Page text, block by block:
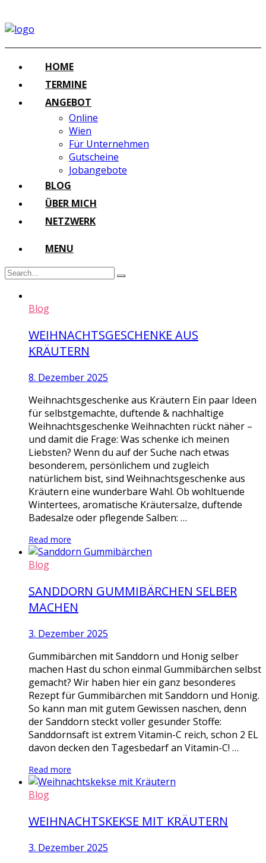
HOME
TERMINE
ANGEBOT
Online
Wien
Für Unternehmen
Gutscheine
Jobangebote
BLOG
ÜBER MICH
NETZWERK
MENU
Blog
WEIHNACHTSGESCHENKE AUS
KRÄUTERN
8. Dezember 2025
Weihnachtsgeschenke aus Kräutern Ein paar Ideen
für selbstgemachte, duftende & nachhaltige
Weihnachtsgeschenke Weihnachten rückt näher –
und damit die Frage: Was schenke ich meinen
Liebsten? Wenn du auf der Suche nach etwas
besonderem, persönlichem und zugleich
natürlichem bist, sind Weihnachtsgeschenke aus
Kräutern eine wunderbare Wahl. Ob wohltuende
Wintertees, aromatische Kräutersalze, duftende
Badesalze oder pflegende Salben: …
Read more
Blog
SANDDORN GUMMIBÄRCHEN SELBER
MACHEN
3. Dezember 2025
Gummibärchen mit Sanddorn und Honig selber
machen Hast du schon einmal Gummibärchen selbst
gemacht? Wir haben hier ein ganz besonderes
Rezept für Gummibärchen mit Sanddorn und Honig.
So kann man mit gutem Gewissen naschen, denn
der Sanddorn steckt voller gesunder Stoffe:
Sanddornsaft ist extrem Vitamin-C reich, schon 2 EL
davon decken den Tagesbedarf an Vitamin-C! …
Read more
Blog
WEIHNACHTSKEKSE MIT KRÄUTERN
3. Dezember 2025